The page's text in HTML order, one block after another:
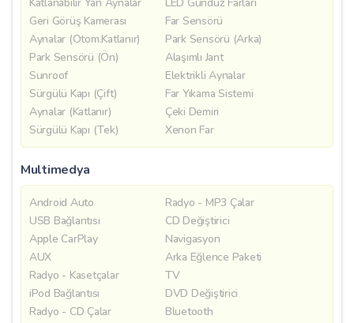
Geri Görüş Kamerası
Far Sensörü
Aynalar (Otom.Katlanır)
Park Sensörü (Arka)
Park Sensörü (Ön)
Alaşımlı Jant
Sunroof
Elektrikli Aynalar
Sürgülü Kapı (Çift)
Far Yıkama Sistemi
Aynalar (Katlanır)
Çeki Demiri
Sürgülü Kapı (Tek)
Xenon Far
Multimedya
Android Auto
Radyo - MP3 Çalar
USB Bağlantısı
CD Değiştirici
Apple CarPlay
Navigasyon
AUX
Arka Eğlence Paketi
Radyo - Kasetçalar
TV
iPod Bağlantısı
DVD Değiştirici
Radyo - CD Çalar
Bluetooth